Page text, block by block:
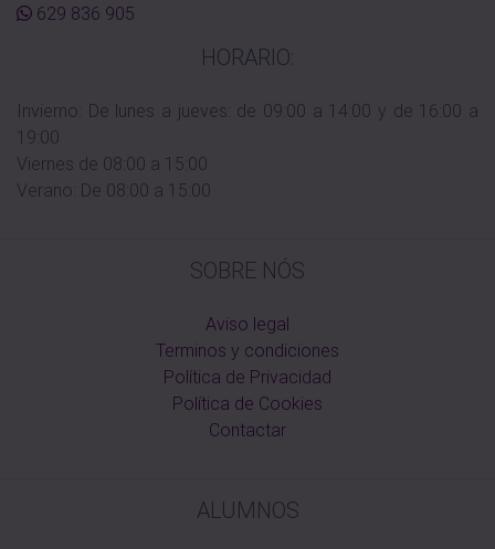
629 836 905
HORARIO:
Invierno: De lunes a jueves: de 09:00 a 14:00 y de 16:00 a
19:00
Viernes de 08:00 a 15:00
Verano: De 08:00 a 15:00
SOBRE NÓS
Aviso legal
Terminos y condiciones
Política de Privacidad
Política de Cookies
Contactar
ALUMNOS